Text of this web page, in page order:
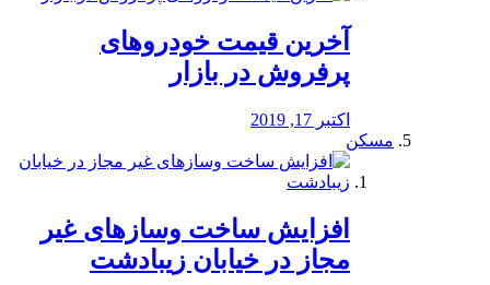
آخرین قیمت خودرو‌های
پرفروش در بازار
اکتبر 17, 2019
مسکن
افزایش ساخت وسازهای غیر
مجاز در خیابان زیبادشت